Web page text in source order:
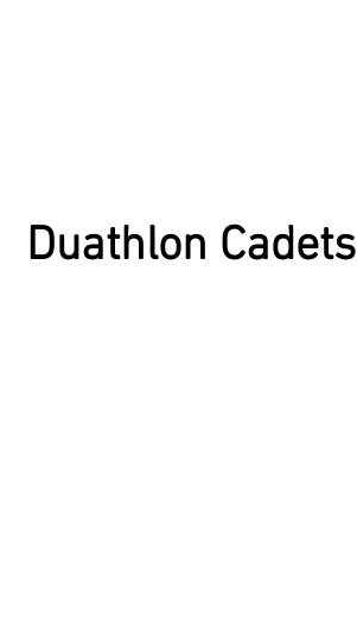
Duathlon Cadets